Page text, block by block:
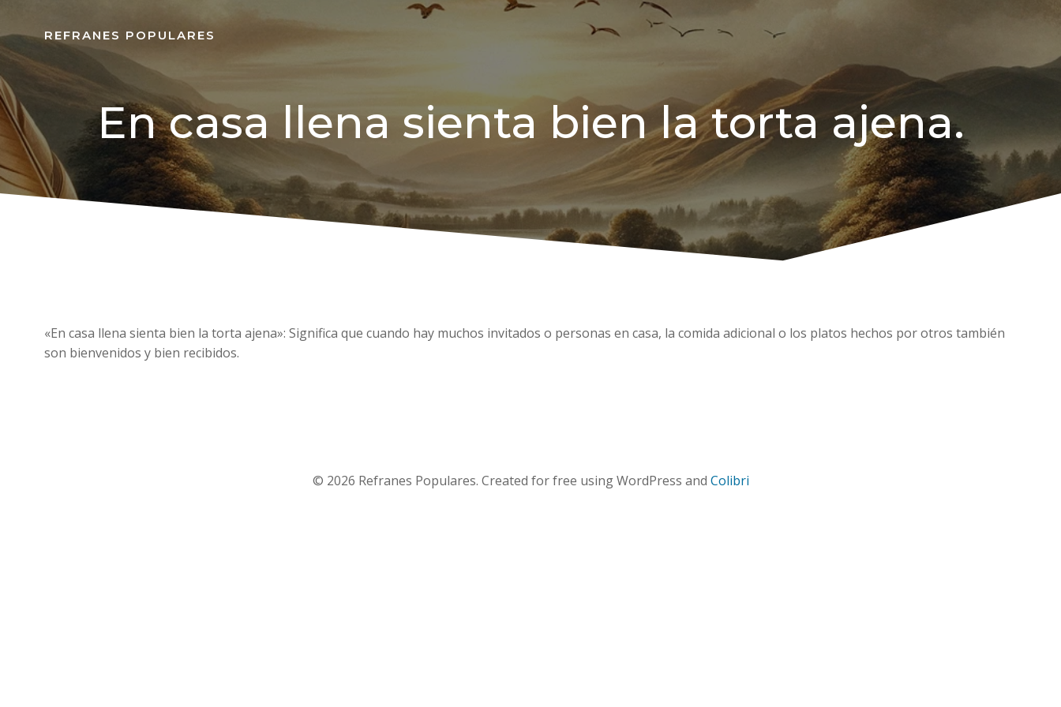
REFRANES POPULARES
En casa llena sienta bien la torta ajena.
«En casa llena sienta bien la torta ajena»: Significa que cuando hay muchos invitados o personas en casa, la comida adicional o los platos hechos por otros también
son bienvenidos y bien recibidos.
© 2026 Refranes Populares. Created for free using WordPress and Colibri